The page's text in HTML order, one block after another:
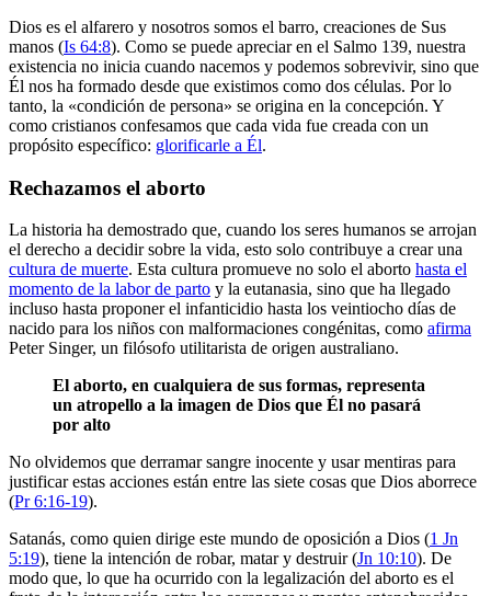
Dios es el alfarero y nosotros somos el barro, creaciones de Sus
manos (Is 64:8). Como se puede apreciar en el Salmo 139, nuestra
existencia no inicia cuando nacemos y podemos sobrevivir, sino que
Él nos ha formado desde que existimos como dos células. Por lo
tanto, la «condición de persona» se origina en la concepción. Y
como cristianos confesamos que cada vida fue creada con un
propósito específico: glorificarle a Él.
Rechazamos el aborto
La historia ha demostrado que, cuando los seres humanos se arrojan
el derecho a decidir sobre la vida, esto solo contribuye a crear una
cultura de muerte. Esta cultura promueve no solo el aborto hasta el
momento de la labor de parto y la eutanasia, sino que ha llegado
incluso hasta proponer el infanticidio hasta los veintiocho días de
nacido para los niños con malformaciones congénitas, como afirma
Peter Singer, un filósofo utilitarista de origen australiano.
El aborto, en cualquiera de sus formas, representa
un atropello a la imagen de Dios que Él no pasará
por alto
No olvidemos que derramar sangre inocente y usar mentiras para
justificar estas acciones están entre las siete cosas que Dios aborrece
(Pr 6:16-19).
Satanás, como quien dirige este mundo de oposición a Dios (1 Jn
5:19), tiene la intención de robar, matar y destruir (Jn 10:10). De
modo que, lo que ha ocurrido con la legalización del aborto es el